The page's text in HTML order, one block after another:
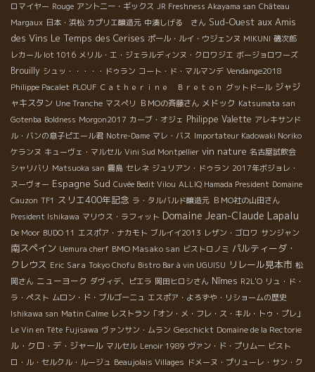
ロマイヤー Rouge アントニー・ギックス JR Freshness Akayama san Château
Margaux 日本・浜松 カプリエ醸造元 中湊しげる さん Sud-Ouest aux Amis
des Vins Le Temps des Cerises ポール・ルイ・ウジェンヌ MIKUNI 磯次郎
レカール lot 1016 メリル・エ・ジェラルディンヌ・クロワジエ ボージョロワーズ
Brouilly シュッ・・・・・ドゥラン コート・ド・マルマンデ Vendange2018
Philippe Pacalet PLOUF Ｃａｔｈｅｒｉｎｅ Ｂｒｅｔｏｎ グットドール ジャジ
ャキスタン Une Tranche マスぺリ ＢＭОの斉藤さん メドック Katsumata san
Gotenba Boldness Morgon2017 カーブ・オジェ Philippe Valette アレキサンド
ル・バンの息子ピエール君 Notre-Dame マレ・バス Importateur Kadowaki Noriko
ケランヌ キューヴェ・マルセル Vini Sud Montpellier vin nature 名古屋試飲会
シャリバリ Matsuoka san 霧島 セレネ ジュリアン・ドゥラン 2017年ボジョレ・
ヌーヴォー Espagne Sud Cuvée Bedit Vilou ALLIQ Hamada President Domaine
Cauzon TF1 スリエ400年記念 ラ・タルバルド醸造元 ＢＭО社の山田さん
President Ishikawa マリウス・ラフィット Domaine Jean-Claude Lapalu
De Moor BUDO 11 エスポア・ナカモト ブルイイ2013 レザン・ゴロワ サンジャン
南スペイン Uemura cherf BMO Masako san ビストロノミ パルティーダ・
クレウス Eric Sara Tokyo Chofu Bistro Bar à vin UGUISU リレール見本市 松
岡さん ニューヨーク ダヴィデ、ピエラ 岡田ヒロシさん Nîmes R2L'O リュ・ド・
ラ・ペスト ムロン・ド・ブルゴーニュ エスポア・よろずや・リショームの歴史
Ishikawa san Matin Calme レストラン「オン・メ・フレ・ス・キル・トゥ・プレ」
Le Vin en Tête Fujisawa ヴァンサン・ムラン Geschickt Domaine de la Rectorie
ル・クロ・デ・ジャール マルセル Lenoir 1989 ヴァン・ド・プリムー ビスト
ロ・ル・セルクル・ルージュ Beaujolais Villages ドメーヌ・プリューレ・サン・ク